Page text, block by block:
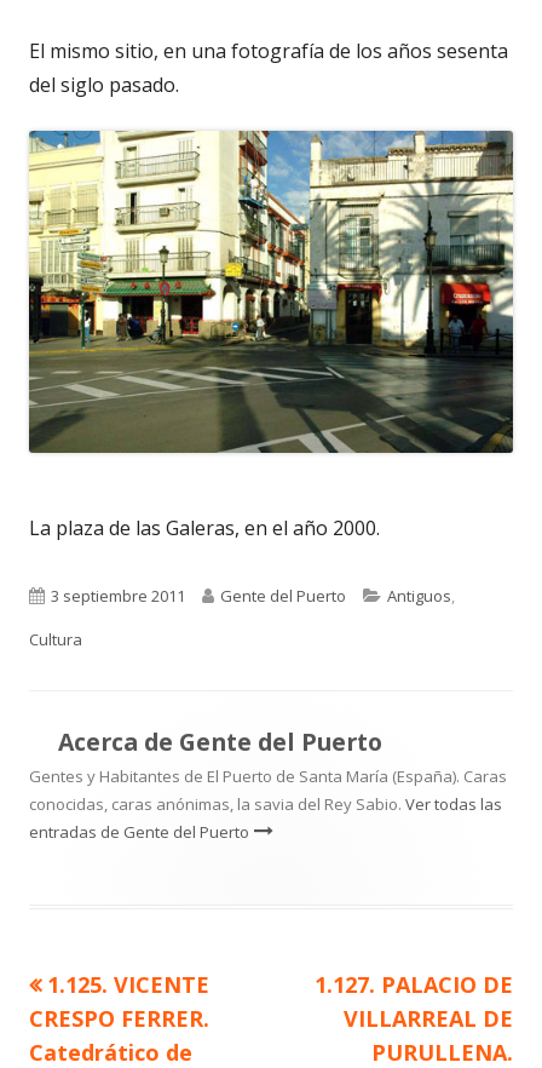
El mismo sitio, en una fotografía de los años sesenta
del siglo pasado.
La plaza de las Galeras, en el año 2000.
Publicado
el
3 septiembre 2011 Autor
Gente del Puerto Categorías
Antiguos,
Cultura
Acerca de Gente del Puerto
Gentes y Habitantes de El Puerto de Santa María (España). Caras
conocidas, caras anónimas, la savia del Rey Sabio. Ver todas las
entradas de Gente del Puerto
Navegación
de
Artículo
anterior
1.125. VICENTE
CRESPO FERRER.
Catedrático de
Artículo
siguiente
1.127. PALACIO DE
VILLARREAL DE
PURULLENA.